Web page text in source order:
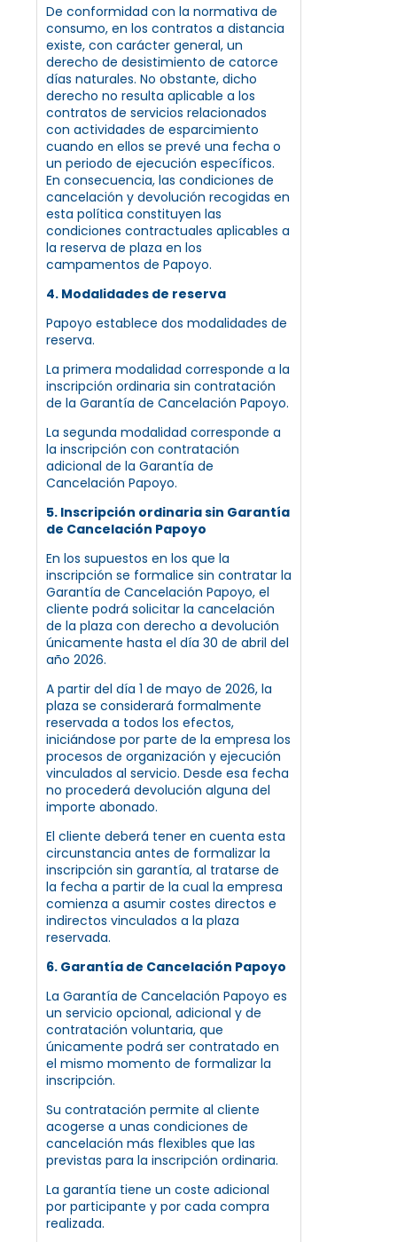
De conformidad con la normativa de
consumo, en los contratos a distancia
existe, con carácter general, un
derecho de desistimiento de catorce
días naturales. No obstante, dicho
derecho no resulta aplicable a los
contratos de servicios relacionados
con actividades de esparcimiento
cuando en ellos se prevé una fecha o
un periodo de ejecución específicos.
En consecuencia, las condiciones de
cancelación y devolución recogidas en
esta política constituyen las
condiciones contractuales aplicables a
la reserva de plaza en los
campamentos de Papoyo.
4. Modalidades de reserva
Papoyo establece dos modalidades de
reserva.
La primera modalidad corresponde a la
inscripción ordinaria sin contratación
de la Garantía de Cancelación Papoyo.
La segunda modalidad corresponde a
la inscripción con contratación
adicional de la Garantía de
Cancelación Papoyo.
5. Inscripción ordinaria sin Garantía
de Cancelación Papoyo
En los supuestos en los que la
inscripción se formalice sin contratar la
Garantía de Cancelación Papoyo, el
cliente podrá solicitar la cancelación
de la plaza con derecho a devolución
únicamente hasta el día 30 de abril del
año 2026.
A partir del día 1 de mayo de 2026, la
plaza se considerará formalmente
reservada a todos los efectos,
iniciándose por parte de la empresa los
procesos de organización y ejecución
vinculados al servicio. Desde esa fecha
no procederá devolución alguna del
importe abonado.
El cliente deberá tener en cuenta esta
circunstancia antes de formalizar la
inscripción sin garantía, al tratarse de
la fecha a partir de la cual la empresa
comienza a asumir costes directos e
indirectos vinculados a la plaza
reservada.
6. Garantía de Cancelación Papoyo
La Garantía de Cancelación Papoyo es
un servicio opcional, adicional y de
contratación voluntaria, que
únicamente podrá ser contratado en
el mismo momento de formalizar la
inscripción.
Su contratación permite al cliente
acogerse a unas condiciones de
cancelación más flexibles que las
previstas para la inscripción ordinaria.
La garantía tiene un coste adicional
por participante y por cada compra
realizada.